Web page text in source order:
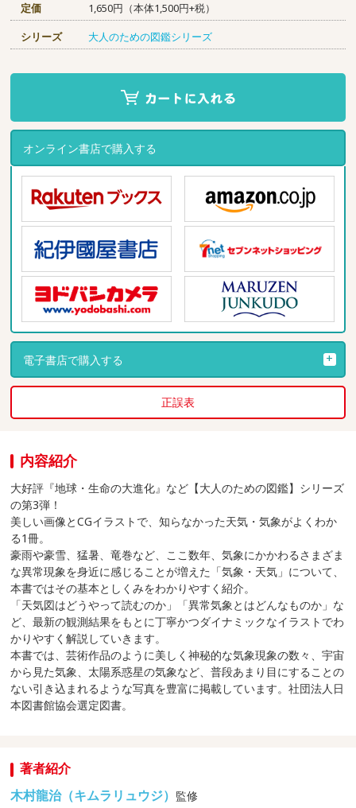
定価
1,650円（本体1,500円+税）
シリーズ
大人のための図鑑シリーズ
オンライン書店で購入する
電子書店で購入する
正誤表
内容紹介
大好評『地球・生命の大進化』など【大人のための図鑑】シリーズ
の第3弾！
美しい画像とCGイラストで、知らなかった天気・気象がよくわか
る1冊。
豪雨や豪雪、猛暑、竜巻など、ここ数年、気象にかかわるさまざま
な異常現象を身近に感じることが増えた「気象・天気」について、
本書ではその基本としくみをわかりやすく紹介。
「天気図はどうやって読むのか」「異常気象とはどんなものか」な
ど、最新の観測結果をもとに丁寧かつダイナミックなイラストでわ
かりやすく解説していきます。
本書では、芸術作品のように美しく神秘的な気象現象の数々、宇宙
から見た気象、太陽系惑星の気象など、普段あまり目にすることの
ない引き込まれるような写真を豊富に掲載しています。社団法人日
本図書館協会選定図書。
著者紹介
木村龍治（キムラリュウジ） 監修